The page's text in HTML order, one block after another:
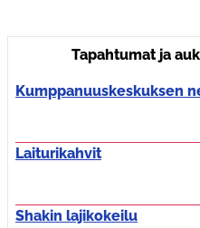
Tapahtumat ja
Kumppanuuskeskuksen
Laiturikahvit
Shakin lajikokeilu